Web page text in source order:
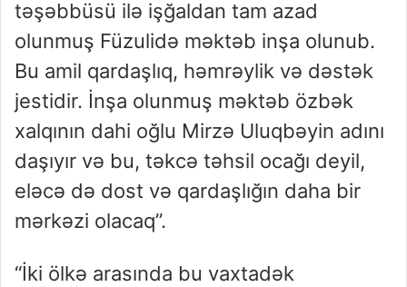
təşəbbüsü ilə işğaldan tam azad
olunmuş Füzulidə məktəb inşa olunub.
Bu amil qardaşlıq, həmrəylik və dəstək
jestidir. İnşa olunmuş məktəb özbək
xalqının dahi oğlu Mirzə Uluqbəyin adını
daşıyır və bu, təkcə təhsil ocağı deyil,
eləcə də dost və qardaşlığın daha bir
mərkəzi olacaq”.
“İki ölkə arasında bu vaxtadək